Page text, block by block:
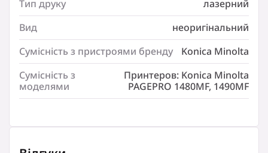
1 картридж
Оригінальний аналог:
TC1480
Оригінальний аналог:
TC1490
Колір:
Black
3000 стр
Тип друку
лазерний
Вид
неоригінальний
Сумісність з пристроями бренду
Konica Minolta
Сумісність з
моделями
Принтеров: Konica Minolta
PAGEPRO 1480MF, 1490MF